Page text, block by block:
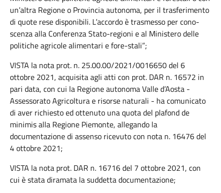
un’altra Regione o Provincia autonoma, per il trasferimento
di quote rese disponibili. L’accordo è trasmesso per cono-
scenza alla Conferenza Stato-regioni e al Ministero delle
politiche agricole alimentari e fore-stali”;
VISTA la nota prot. n. 25.00.00/2021/0016650 del 6
ottobre 2021, acquisita agli atti con prot. DAR n. 16572 in
pari data, con cui la Regione autonoma Valle d’Aosta -
Assessorato Agricoltura e risorse naturali - ha comunicato
di aver richiesto ed ottenuto una quota del plafond de
minimis alla Regione Piemonte, allegando la
documentazione di assenso ricevuto con nota n. 16476 del
4 ottobre 2021;
VISTA la nota prot. DAR n. 16716 del 7 ottobre 2021, con
cui è stata diramata la suddetta documentazione;